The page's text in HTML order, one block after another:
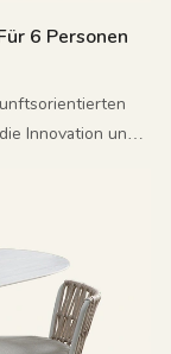
6 Personen
Innovation und